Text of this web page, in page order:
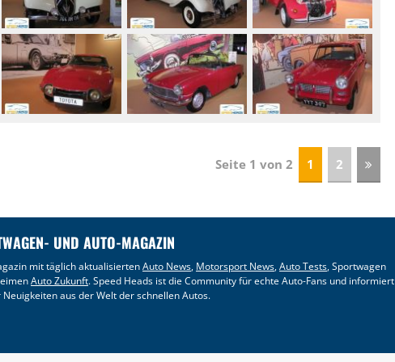
Seite 1 von 2 1 2
UND AUTO-MAGAZIN
mit täglich aktualisiertenAuto News, Motorsport News,Auto Tests, Sportwagen
Auto Zukunft. Speed Heads ist die Community für echte Auto-Fans und informiert
Neuigkeiten aus der Welt der schnellen Autos.